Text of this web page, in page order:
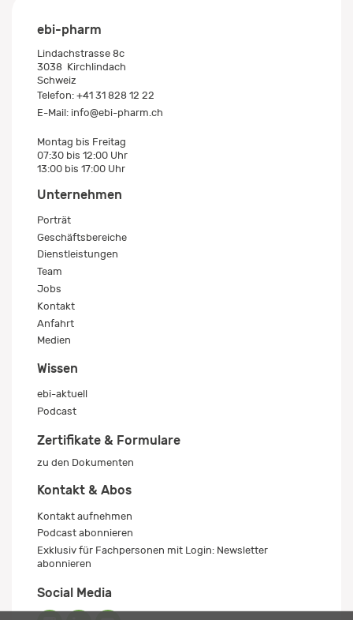
ebi-pharm
Lindachstrasse 8c
3038 Kirchlindach
Schweiz
Telefon: +41 31 828 12 22
E-Mail: info@ebi-pharm.ch
Montag bis Freitag
07:30 bis 12:00 Uhr
13:00 bis 17:00 Uhr
Unternehmen
Porträt
Geschäftsbereiche
Dienstleistungen
Team
Jobs
Kontakt
Anfahrt
Medien
Wissen
ebi-aktuell
Podcast
Zertifikate & Formulare
zu den Dokumenten
Kontakt & Abos
Kontakt aufnehmen
Podcast abonnieren
Exklusiv für Fachpersonen mit Login: Newsletter
abonnieren
Social Media